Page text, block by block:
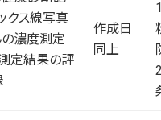
クス線写真
濃度測定
定結果の評
作成日
同上